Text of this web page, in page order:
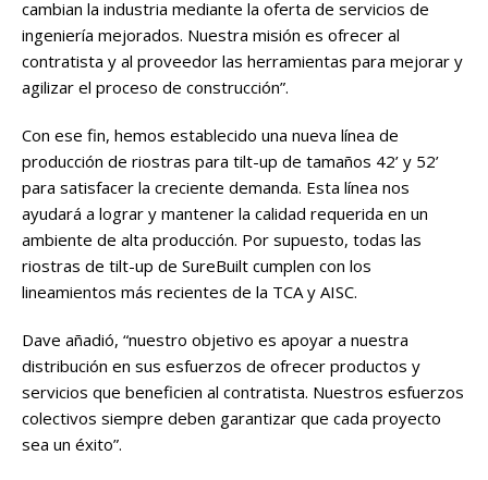
cambian la industria mediante la oferta de servicios de
ingeniería mejorados. Nuestra misión es ofrecer al
contratista y al proveedor las herramientas para mejorar y
agilizar el proceso de construcción”.
Con ese fin, hemos establecido una nueva línea de
producción de riostras para tilt-up de tamaños 42’ y 52’
para satisfacer la creciente demanda. Esta línea nos
ayudará a lograr y mantener la calidad requerida en un
ambiente de alta producción. Por supuesto, todas las
riostras de tilt-up de SureBuilt cumplen con los
lineamientos más recientes de la TCA y AISC.
Dave añadió, “nuestro objetivo es apoyar a nuestra
distribución en sus esfuerzos de ofrecer productos y
servicios que beneficien al contratista. Nuestros esfuerzos
colectivos siempre deben garantizar que cada proyecto
sea un éxito”.